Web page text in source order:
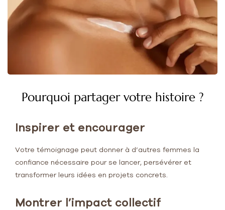
Pourquoi partager votre histoire ?
Inspirer et encourager
Votre témoignage peut donner à d’autres femmes la
confiance nécessaire pour se lancer, persévérer et
transformer leurs idées en projets concrets.
Montrer l’impact collectif